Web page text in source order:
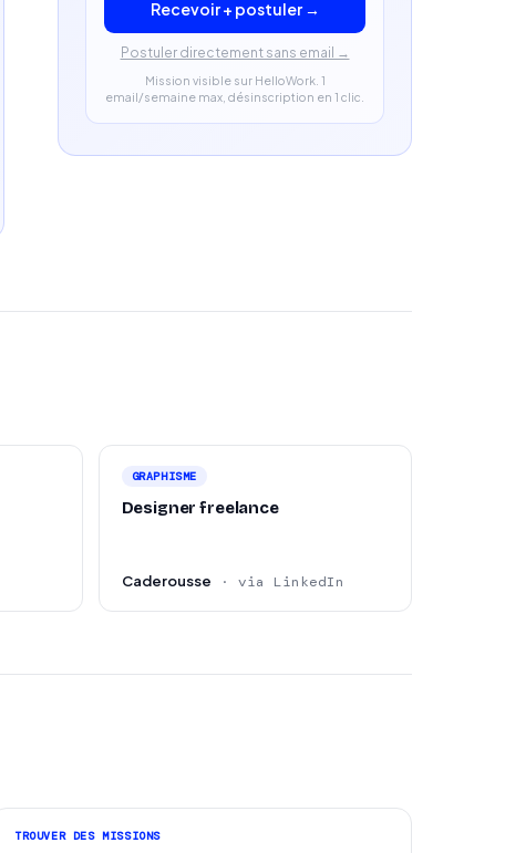
Recevoir + postuler →
Postuler directement sans email →
Mission visible sur HelloWork. 1
email/semaine max, désinscription en 1 clic.
GRAPHISME
Designer freelance
Caderousse · via LinkedIn
TROUVER DES MISSIONS